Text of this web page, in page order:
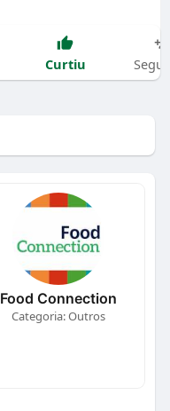
Curtiu
Food Connection
Categoria: Outros